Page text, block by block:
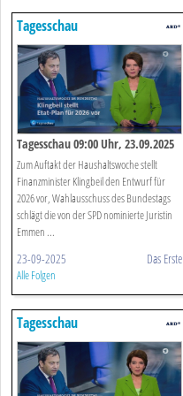
Tagesschau
Tagesschau 09:00 Uhr, 23.09.2025
Zum Auftakt der Haushaltswoche stellt
Finanzminister Klingbeil den Entwurf für
2026 vor, Wahlausschuss des Bundestags
schlägt die von der SPD nominierte Juristin
Emmen ...
23-09-2025 Das Erste
Alle Folgen
Tagesschau